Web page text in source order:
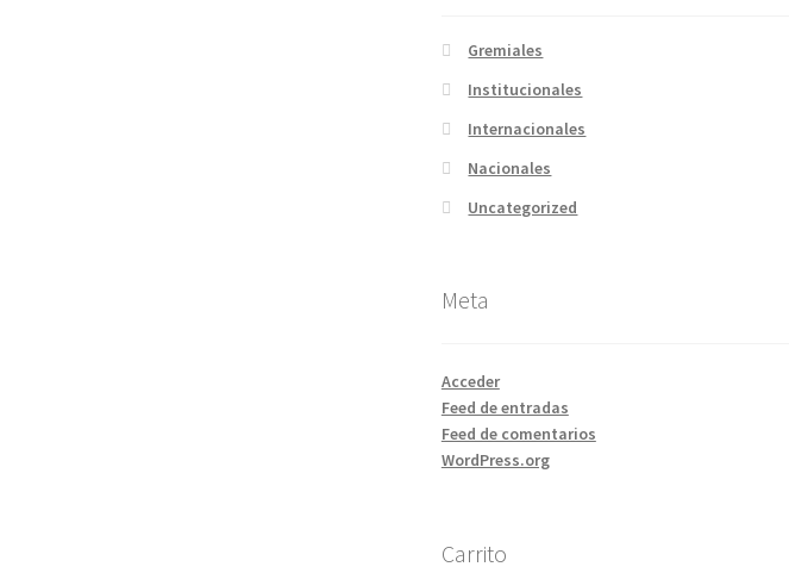
Gremiales
Institucionales
Internacionales
Nacionales
Uncategorized
Meta
Acceder
Feed de entradas
Feed de comentarios
WordPress.org
Carrito